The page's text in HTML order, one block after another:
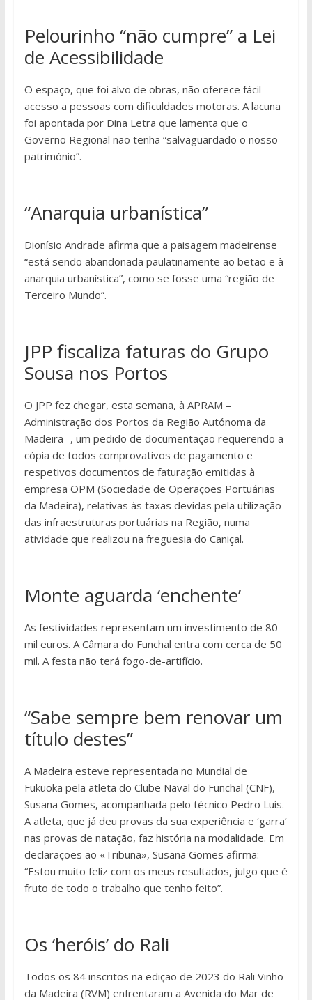
Pelourinho “não cumpre” a Lei
de Acessibilidade
O espaço, que foi alvo de obras, não oferece fácil
acesso a pessoas com dificuldades motoras. A lacuna
foi apontada por Dina Letra que lamenta que o
Governo Regional não tenha “salvaguardado o nosso
património”.
“Anarquia urbanística”
Dionísio Andrade afirma que a paisagem madeirense
“está sendo abandonada paulatinamente ao betão e à
anarquia urbanística”, como se fosse uma “região de
Terceiro Mundo”.
JPP fiscaliza faturas do Grupo
Sousa nos Portos
O JPP fez chegar, esta semana, à APRAM –
Administração dos Portos da Região Autónoma da
Madeira -, um pedido de documentação requerendo a
cópia de todos comprovativos de pagamento e
respetivos documentos de faturação emitidas à
empresa OPM (Sociedade de Operações Portuárias
da Madeira), relativas às taxas devidas pela utilização
das infraestruturas portuárias na Região, numa
atividade que realizou na freguesia do Caniçal.
Monte aguarda ‘enchente’
As festividades representam um investimento de 80
mil euros. A Câmara do Funchal entra com cerca de 50
mil. A festa não terá fogo-de-artifício.
“Sabe sempre bem renovar um
título destes”
A Madeira esteve representada no Mundial de
Fukuoka pela atleta do Clube Naval do Funchal (CNF),
Susana Gomes, acompanhada pelo técnico Pedro Luís.
A atleta, que já deu provas da sua experiência e ‘garra’
nas provas de natação, faz história na modalidade. Em
declarações ao «Tribuna», Susana Gomes afirma:
“Estou muito feliz com os meus resultados, julgo que é
fruto de todo o trabalho que tenho feito”.
Os ‘heróis’ do Rali
Todos os 84 inscritos na edição de 2023 do Rali Vinho
da Madeira (RVM) enfrentaram a Avenida do Mar de